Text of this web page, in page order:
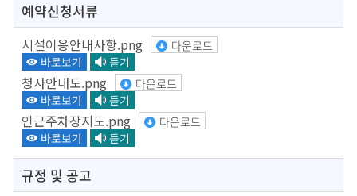
예약신청서류
시설이용안내사항.png 다운로드
청사안내도.png 다운로드
인근주차장지도.png 다운로드
규정 및 공고